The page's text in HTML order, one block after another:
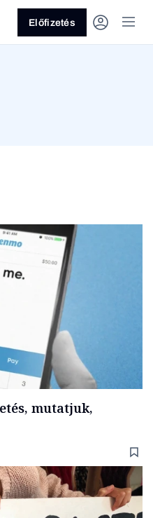
Előfizetés
mutatjuk,